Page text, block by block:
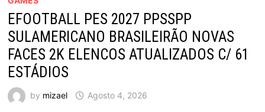
EFOOTBALL PES 2027 PPSSPP
SULAMERICANO BRASILEIRÃO NOVAS
FACES 2K ELENCOS ATUALIZADOS C/ 61
ESTÁDIOS
by mizael Agosto 4, 2026